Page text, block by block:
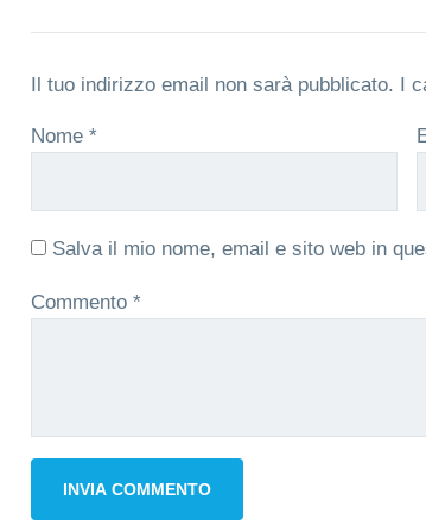
Il tuo indirizzo email non sarà pubblicato. I
Nome *
Salva il mio nome, email e sito web in
Commento *